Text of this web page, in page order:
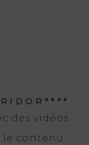
des vidéos
contenu.